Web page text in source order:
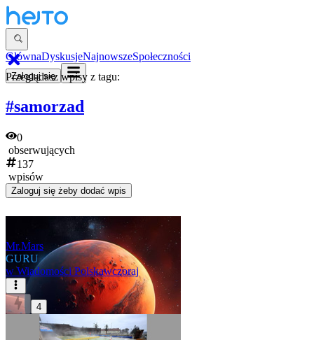
GłównaDyskusjeNajnowszeSpołeczności
Zaloguj się
Przeglądasz wpisy z tagu:
#samorzad
0
obserwujących
137
wpisów
Zaloguj się żeby dodać wpis
Mr.Mars
GURU
w Wiadomości Polskawczoraj
4